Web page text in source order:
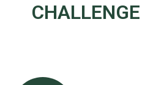
CHALLENGE